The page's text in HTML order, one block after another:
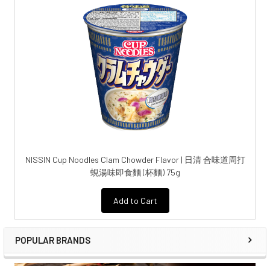
NISSIN Cup Noodles Clam Chowder Flavor | 日清 合味道周打
蜆湯味即食麵 (杯麵) 75g
Add to Cart
POPULAR BRANDS